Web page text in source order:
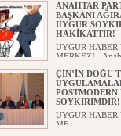
ANAHTAR
BAŞKANI
UYGUR
HAKİKATTIR!
UYGUR HABER
MERKEZİ
ÇİN’İN DOĞU
POSTMODERN
SOYKIRIMDIR!
UYGUR HABER
ME...